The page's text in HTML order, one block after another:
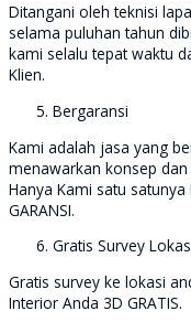
Ditangani oleh teknisi
selama puluhan tahun
kami selalu tepat waktu
Klien.
Bergaransi
Kami adalah jasa yang
menawarkan konsep
Hanya Kami satu
GARANSI.
Gratis Survey
Gratis survey ke lokasi
Interior Anda 3D GRATIS.